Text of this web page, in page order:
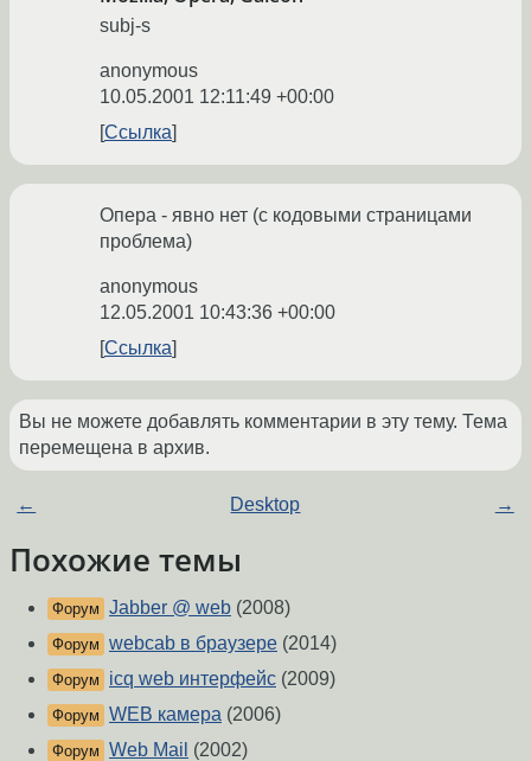
subj-s
anonymous
10.05.2001 12:11:49 +00:00
Ссылка
Опера - явно нет (с кодовыми страницами
проблема)
anonymous
12.05.2001 10:43:36 +00:00
Ссылка
Вы не можете добавлять комментарии в эту тему. Тема
перемещена в архив.
← Desktop →
Похожие темы
Форум Jabber @ web (2008)
Форум webcab в браузере (2014)
Форум icq web интерфейс (2009)
Форум WEB камера (2006)
Форум Web Mail (2002)